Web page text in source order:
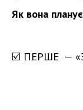
Як вона
☑️ ПЕРШЕ —